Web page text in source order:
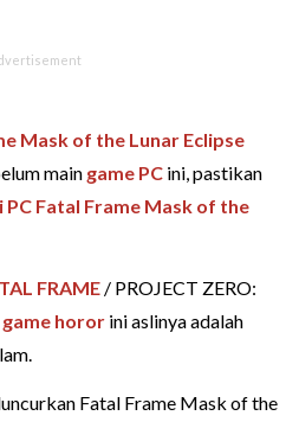
Mask of the Lunar Eclipse
main game PC ini, pastikan
PC Fatal Frame Mask of the
FRAME / PROJECT ZERO:
game horor ini aslinya adalah
Fatal Frame Mask of the